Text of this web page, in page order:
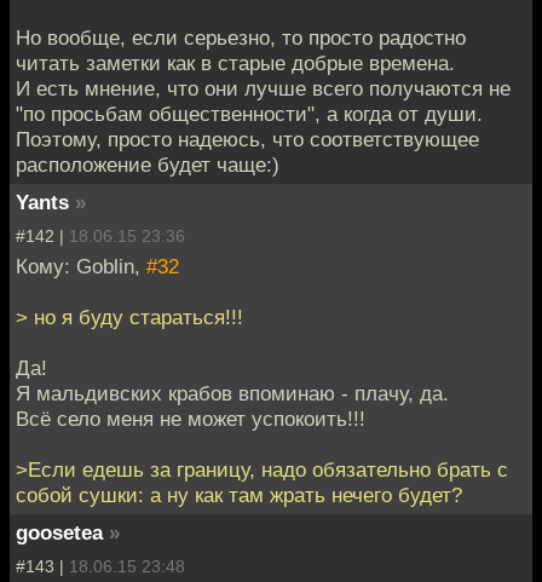
Но вообще, если серьезно, то просто радостно
читать заметки как в старые добрые времена.
И есть мнение, что они лучше всего получаются не
"по просьбам общественности", а когда от души.
Поэтому, просто надеюсь, что соответствующее
расположение будет чаще:)
Yants »
#142 | 18.06.15 23:36
Кому: Goblin, #32
> но я буду стараться!!!
Да!
Я мальдивских крабов впоминаю - плачу, да.
Всё село меня не может успокоить!!!
>Если едешь за границу, надо обязательно брать с
собой сушки: а ну как там жрать нечего будет?
goosetea »
#143 | 18.06.15 23:48